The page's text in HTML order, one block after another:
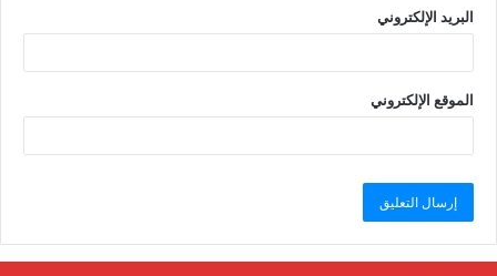
البريد الإلكتروني
الموقع الإلكتروني